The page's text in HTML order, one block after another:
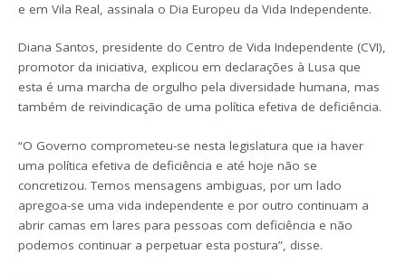
e em Vila Real, assinala o Dia Europeu da Vida Independente.
Diana Santos, presidente do Centro de Vida Independente (CVI),
promotor da iniciativa, explicou em declarações à Lusa que
esta é uma marcha de orgulho pela diversidade humana, mas
também de reivindicação de uma política efetiva de deficiência.
“O Governo comprometeu-se nesta legislatura que ia haver
uma política efetiva de deficiência e até hoje não se
concretizou. Temos mensagens ambiguas, por um lado
apregoa-se uma vida independente e por outro continuam a
abrir camas em lares para pessoas com deficiência e não
podemos continuar a perpetuar esta postura”, disse.